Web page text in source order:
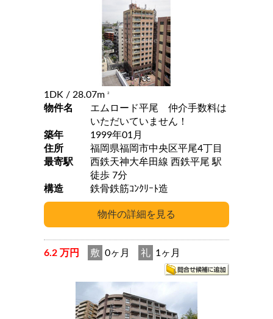
1DK / 28.07m 2
物件名
エムロード平尾 仲介手数料は
いただいていません！
築年
1999年01月
住所
福岡県福岡市中央区平尾4丁目
最寄駅
西鉄天神大牟田線 西鉄平尾 駅
徒歩 7分
構造
鉄骨鉄筋ｺﾝｸﾘｰﾄ造
6.2 万円 敷 0ヶ月 礼 1ヶ月